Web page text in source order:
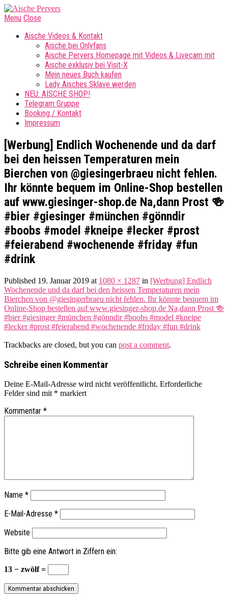
Menu Close
Aische Videos & Kontakt
Aische bei Onlyfans
Aische Pervers Homepage mit Videos & Livecam mit
Aische exklusiv bei Visit-X
Mein neues Buch kaufen
Lady Aisches Sklave werden
NEU: AISCHE SHOP!
Telegram Gruppe
Booking / Kontakt
Impressum
[Werbung] Endlich Wochenende und da darf
bei den heissen Temperaturen mein
Bierchen von @giesingerbraeu nicht fehlen.
Ihr könnte bequem im Online-Shop bestellen
auf www.giesinger-shop.de Na,dann Prost 🍻
#bier #giesinger #münchen #gönndir
#boobs #model #kneipe #lecker #prost
#feierabend #wochenende #friday #fun
#drink
Published 19. Januar 2019 at 1080 × 1287 in [Werbung] Endlich
Wochenende und da darf bei den heissen Temperaturen mein
Bierchen von @giesingerbraeu nicht fehlen. Ihr könnte bequem im
Online-Shop bestellen auf www.giesinger-shop.de Na,dann Prost 🍻
#bier #giesinger #münchen #gönndir #boobs #model #kneipe
#lecker #prost #feierabend #wochenende #friday #fun #drink
Trackbacks are closed, but you can post a comment.
Schreibe einen Kommentar
Deine E-Mail-Adresse wird nicht veröffentlicht. Erforderliche
Felder sind mit * markiert
Kommentar *
Name *
E-Mail-Adresse *
Website
Bitte gib eine Antwort in Ziffern ein:
13 − zwölf =